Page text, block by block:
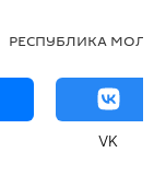
РЕСПУБЛИКА
VK